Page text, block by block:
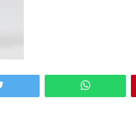
Twitter WhatsApp